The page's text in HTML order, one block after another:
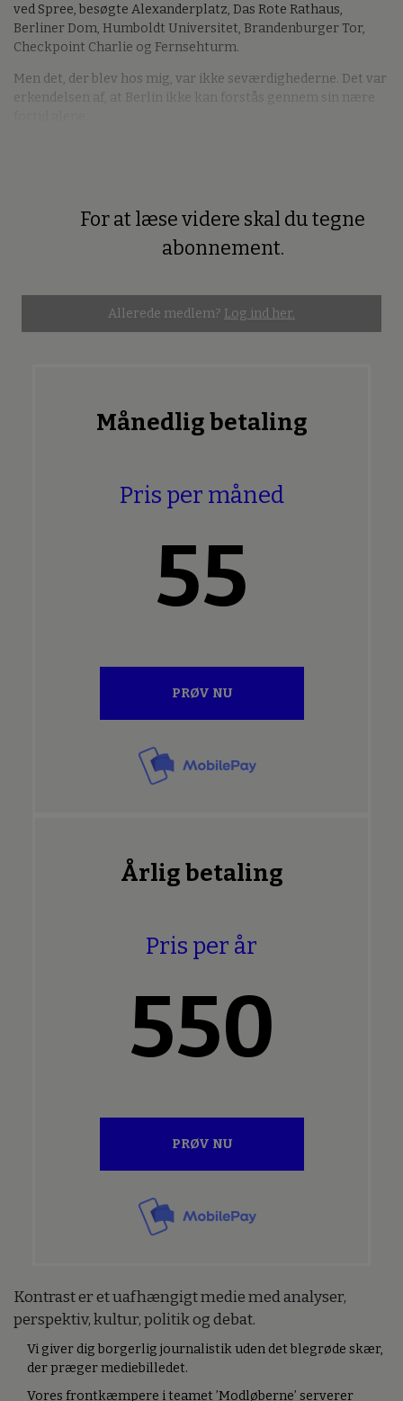
ved Spree, besøgte Alexanderplatz, Das Rote Rathaus,
Berliner Dom, Humboldt Universitet, Brandenburger Tor,
Checkpoint Charlie og Fernsehturm.
Men det, der blev hos mig, var ikke seværdighederne. Det var
erkendelsen af, at Berlin ikke kan forstås gennem sin nære
For at læse videre skal du tegne
abonnement.
Allerede medlem? Log ind her.
Månedlig betaling
Pris per måned
55
PRØV NU
Årlig betaling
Pris per år
550
PRØV NU
Kontrast er et uafhængigt medie med analyser,
perspektiv, kultur, politik og debat.
Vi giver dig borgerlig journalistik uden det blegrøde skær,
der præger mediebilledet.
Vores frontkæmpere i teamet ’Modløberne’ serverer